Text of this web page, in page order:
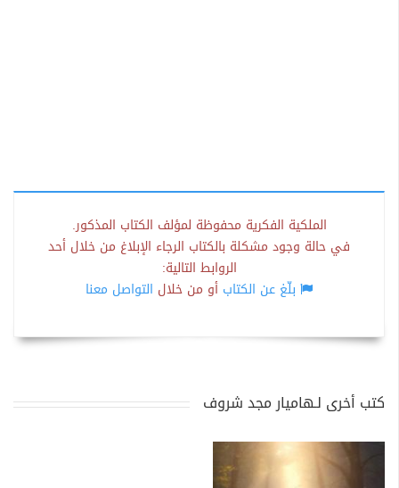
الملكية الفكرية محفوظة لمؤلف الكتاب المذكور.
في حالة وجود مشكلة بالكتاب الرجاء الإبلاغ من خلال أحد
الروابط التالية:
بلّغ عن الكتاب أو من خلال التواصل معنا
كتب أخرى لـهاميار مجد شروف